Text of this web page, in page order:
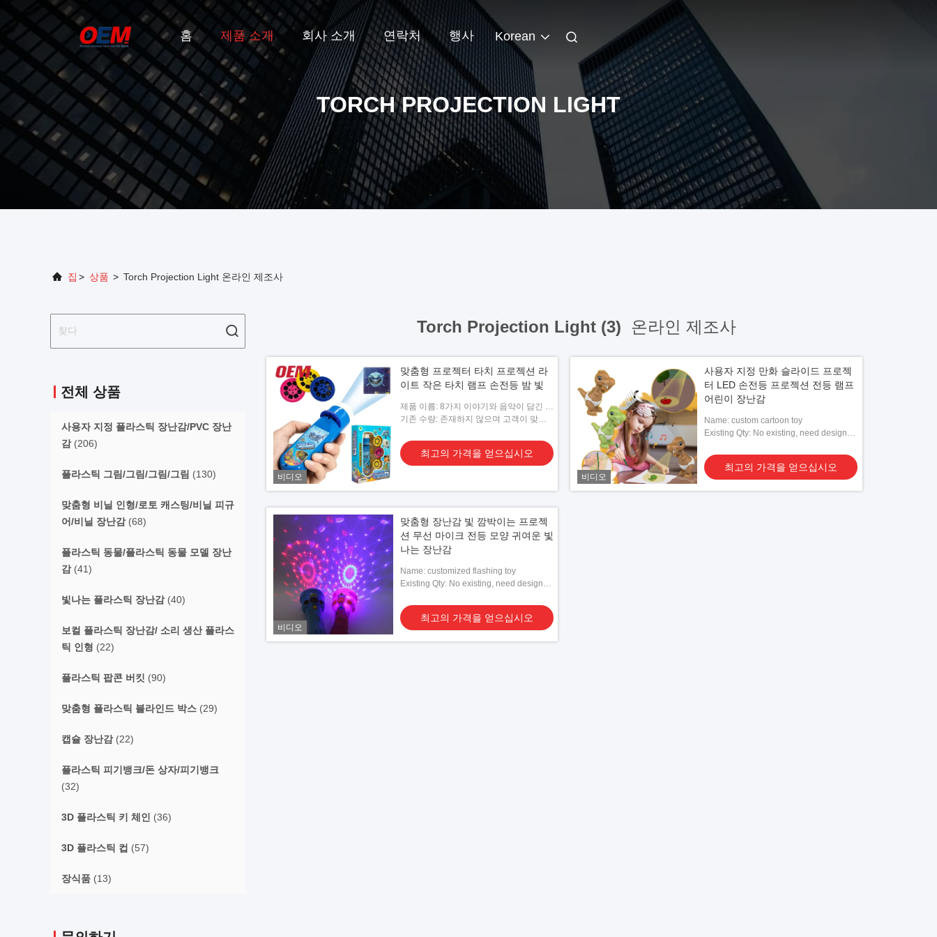
홈 제품 소개 회사 소개 연락처 행사 Korean
TORCH PROJECTION LIGHT
집 > 상품 > Torch Projection Light 온라인 제조사
전체 상품
사용자 지정 플라스틱 장난감/PVC 장난
감(206)
플라스틱 그림/그림/그림/그림 (130)
맞춤형 비닐 인형/로토 캐스팅/비닐 피규
어/비닐 장난감(68)
플라스틱 동물/플라스틱 동물 모델 장난
감(41)
빛나는 플라스틱 장난감(40)
보컬 플라스틱 장난감/ 소리 생산 플라스
틱 인형 (22)
플라스틱 팝콘 버킷 (90)
맞춤형 플라스틱 블라인드 박스 (29)
캡슐 장난감(22)
플라스틱 피기뱅크/돈 상자/피기뱅크
(32)
3D 플라스틱 키 체인 (36)
3D 플라스틱 컵 (57)
장식품 (13)
Torch Projection Light (3) 온라인 제조사
비디오
맞춤형 프로젝터 타치 프로젝션 라
이트 작은 타치 램프 손전등 밤 빛
제품 이름: 8가지 이야기와 음악이 담긴 스
토리 프로젝터
기존 수량: 존재하지 않으며 고객이 맞춤
최고의 가격을 얻으십시오
비디오
사용자 지정 만화 슬라이드 프로젝
터 LED 손전등 프로젝션 전등 램프
어린이 장난감
Name: custom cartoon toy
Existing Qty: No existing, need designs
최고의 가격을 얻으십시오
비디오
맞춤형 장난감 빛 깜박이는 프로젝
션 무선 마이크 전등 모양 귀여운 빛
나는 장난감
Name: customized flashing toy
Existing Qty: No existing, need designs
최고의 가격을 얻으십시오